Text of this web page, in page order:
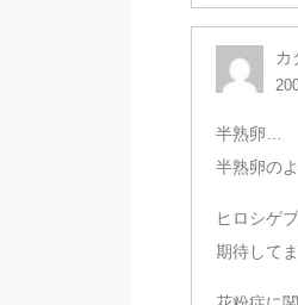
カ
半熟卵…
半熟卵の
ヒロシゲ
期待して